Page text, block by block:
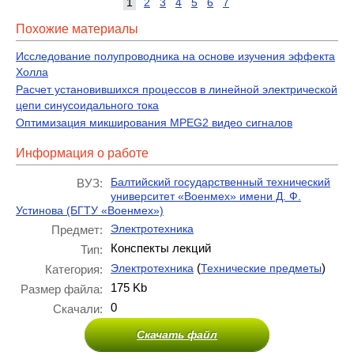
Похожие материалы
Исследование полупроводника на основе изучения эффекта
Холла
Расчет установившихся процессов в линейной электрической
цепи синусоидального тока
Оптимизация микширования MPEG2 видео сигналов
Информация о работе
ВУЗ:
Балтийский государственный технический
университет «Военмех» имени Д. Ф.
Устинова (БГТУ «Военмех»)
Предмет: Электротехника
Тип:
Конспекты лекций
Категория:
Электротехника (Технические предметы)
Размер файла:
175 Kb
Скачали:
0
Скачать файл